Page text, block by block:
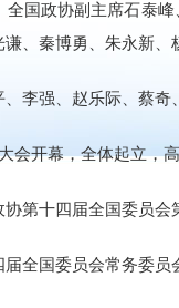
全国政协副主席石泰
、秦博勇、朱永新、
李强、赵乐际、蔡奇
会开幕，全体起立，
第十四届全国委员会
全国委员会常务委员